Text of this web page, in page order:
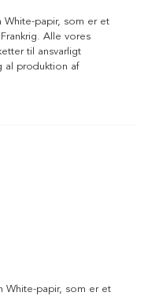
White-papir, som er et
Alle vores
til ansvarligt
al produktion af
White-papir, som er et